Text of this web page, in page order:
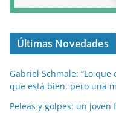
Últimas Novedades
Gabriel Schmale: “Lo
que está bien, pero una
Peleas y golpes: un